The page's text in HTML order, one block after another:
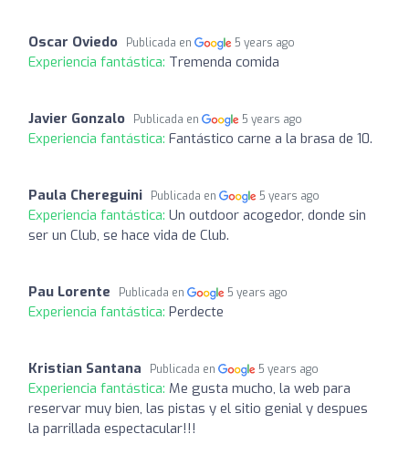
Oscar Oviedo Publicada en 5 years ago
Experiencia fantástica: Tremenda comida
Javier Gonzalo Publicada en 5 years ago
Experiencia fantástica: Fantástico carne a la brasa de 10.
Paula Chereguini Publicada en 5 years ago
Experiencia fantástica: Un outdoor acogedor, donde sin
ser un Club, se hace vida de Club.
Pau Lorente Publicada en 5 years ago
Experiencia fantástica: Perdecte
Kristian Santana Publicada en 5 years ago
Experiencia fantástica: Me gusta mucho, la web para
reservar muy bien, las pistas y el sitio genial y despues
la parrillada espectacular!!!